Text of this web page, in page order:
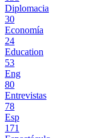
Diplomacia
30
Economía
24
Education
53
Eng
80
Entrevistas
78
Esp
171